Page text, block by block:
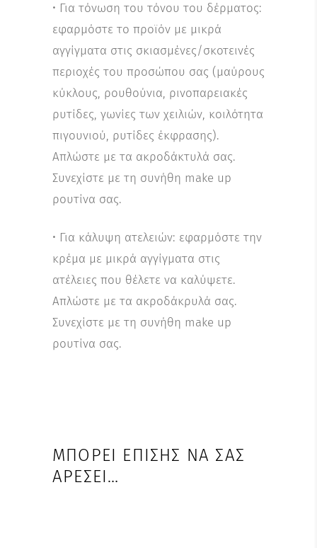
• Για τόνωση του τόνου του δέρματος:
εφαρμόστε το προϊόν με μικρά
αγγίγματα στις σκιασμένες/σκοτεινές
περιοχές του προσώπου σας (μαύρους
κύκλους, ρουθούνια, ρινοπαρειακές
ρυτίδες, γωνίες των χειλιών, κοιλότητα
πιγουνιού, ρυτίδες έκφρασης).
Απλώστε με τα ακροδάκτυλά σας.
Συνεχίστε με τη συνήθη make up
ρουτίνα σας.
• Για κάλυψη ατελειών: εφαρμόστε την
κρέμα με μικρά αγγίγματα στις
ατέλειες που θέλετε να καλύψετε.
Απλώστε με τα ακροδάκρυλά σας.
Συνεχίστε με τη συνήθη make up
ρουτίνα σας.
ΜΠΟΡΕΊ ΕΠΊΣΗΣ ΝΑ ΣΑΣ
ΑΡΈΣΕΙ…